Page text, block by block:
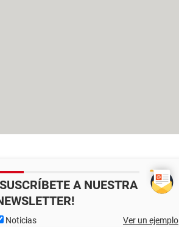
A NUESTRA
Noticias Ver un ejemplo